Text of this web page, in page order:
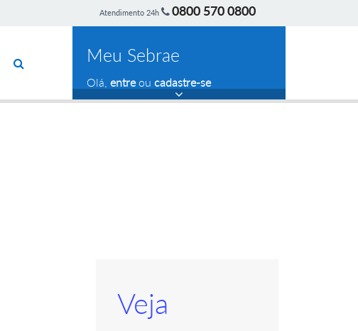
Atendimento 24h 0800 570 0800
Meu Sebrae
Olá, entreou cadastre-se
Veja